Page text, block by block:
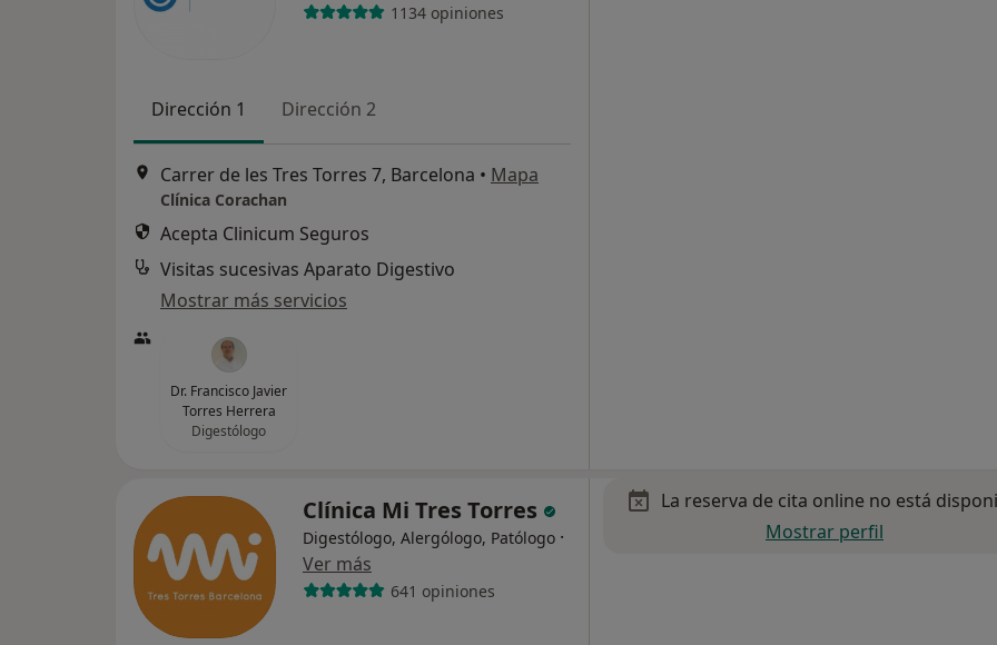
1134 opiniones
Dirección 1 Dirección 2
Carrer de les Tres Torres 7, Barcelona • Mapa
Clínica Corachan
Acepta Clinicum Seguros
Visitas sucesivas Aparato Digestivo
Mostrar más servicios
Dr. Francisco Javier
Torres Herrera
Digestólogo
Clínica Mi Tres Torres
Digestólogo, Alergólogo, Patólogo ·
Ver más
641 opiniones
La reserva de cita online no está
Mostrar perfil